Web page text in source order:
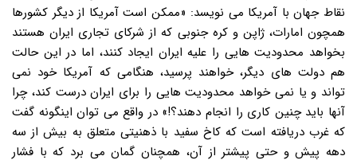
نقاط جهان با آمریکا می نویسد: «ممکن است آمریکا از دیگر کشورها
همچون امارات، ژاپن و کره جنوبی که از شرکای تجاری ایران هستند
بخواهد محدودیت هایی را علیه ایران ایجاد کنند، اما در این حالت
هم دولت های دیگر، خواهند پرسید، هنگامی که آمریکا خود نمی
تواند و یا نمی خواهد محدودیت هایی را برای ایران درست کند، چرا
آنها باید چنین کاری را انجام دهند؟!» در واقع می توان اینگونه گفت
که غرب دریافته است که کاخ سفید با ذهنیتی متعلق به بیش از سه
دهه پیش و حتی پیشتر از آن، همچنان گمان می برد که با فشار